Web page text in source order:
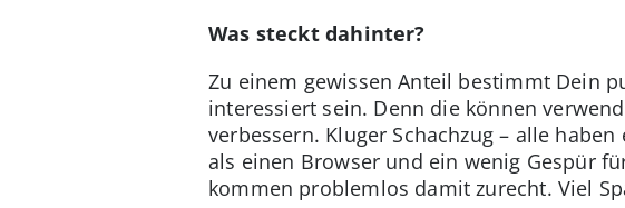
Was steckt dahinter?
Zu einem gewissen Anteil bestimmt Dein
interessiert sein. Denn die können
verbessern. Kluger Schachzug – alle
als einen Browser und ein wenig Gespür
kommen problemlos damit zurecht. Viel